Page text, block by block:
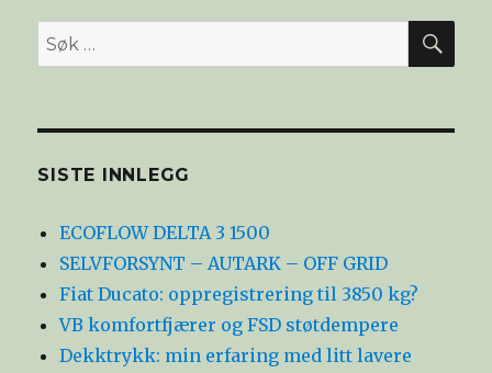
Søk
etter:
SISTE INNLEGG
ECOFLOW DELTA 3 1500
SELVFORSYNT – AUTARK – OFF GRID
Fiat Ducato: oppregistrering til 3850 kg?
VB komfortfjærer og FSD støtdempere
Dekktrykk: min erfaring med litt lavere